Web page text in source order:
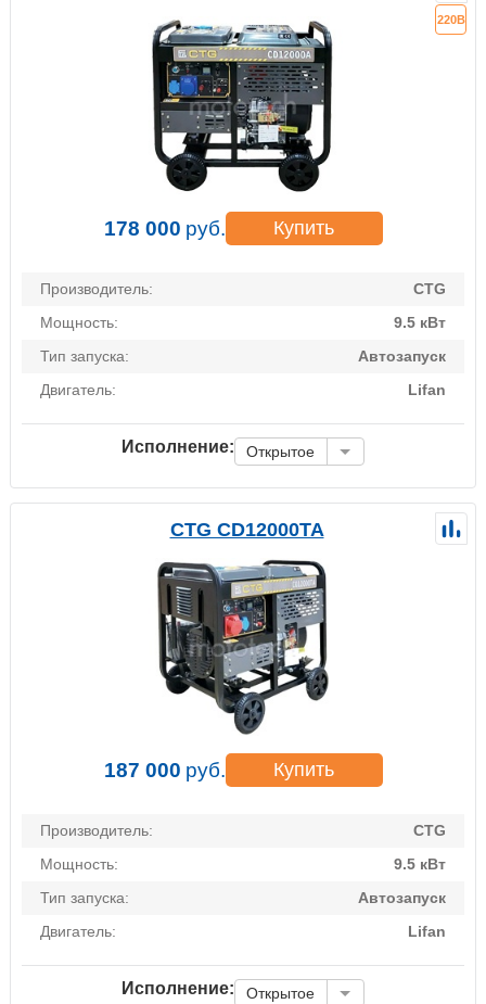
220В
178 000 руб. Купить
Производитель:
CTG
Мощность:
9.5 кВт
Тип запуска:
Автозапуск
Двигатель:
Lifan
Исполнение: Открытое
CTG CD12000TA
187 000 руб. Купить
Производитель:
CTG
Мощность:
9.5 кВт
Тип запуска:
Автозапуск
Двигатель:
Lifan
Исполнение: Открытое